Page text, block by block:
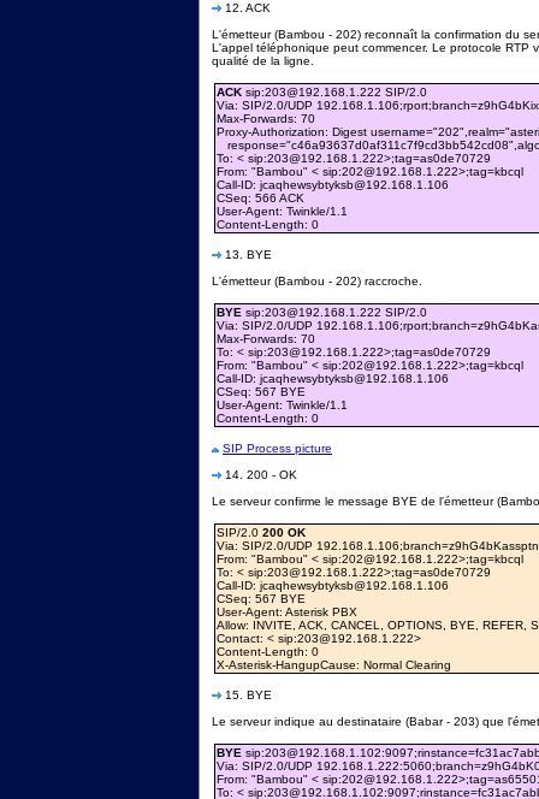
12. ACK
L'émetteur (Bambou - 202) reconnaît la confirmation du
L'appel téléphonique peut commencer. Le protocole RTP
qualité de la ligne.
ACK sip:203@192.168.1.222 SIP/2.0
Via: SIP/2.0/UDP
Max-Forwards: 70
Proxy-Authorization: Digest
To: < sip:203@192.168.1.222>;tag=as0de70729
From: "Bambou" < sip:202@192.168.1.222>;tag=kbcql
Call-ID: jcaqhewsybtyksb@192.168.1.106
CSeq: 566 ACK
User-Agent: Twinkle/1.1
Content-Length: 0
13. BYE
L'émetteur (Bambou - 202) raccroche.
BYE sip:203@192.168.1.222 SIP/2.0
Via: SIP/2.0/UDP
Max-Forwards: 70
To: < sip:203@192.168.1.222>;tag=as0de70729
From: "Bambou" < sip:202@192.168.1.222>;tag=kbcql
Call-ID: jcaqhewsybtyksb@192.168.1.106
CSeq: 567 BYE
User-Agent: Twinkle/1.1
Content-Length: 0
SIP Process picture
14. 200 - OK
Le serveur confirme le message BYE de l'émetteur
SIP/2.0 200 OK
Via: SIP/2.0/UDP
From: "Bambou" < sip:202@192.168.1.222>;tag=kbcql
To: < sip:203@192.168.1.222>;tag=as0de70729
Call-ID: jcaqhewsybtyksb@192.168.1.106
CSeq: 567 BYE
User-Agent: Asterisk PBX
Allow: INVITE, ACK, CANCEL, OPTIONS, BYE, REFER,
Contact: < sip:203@192.168.1.222>
Content-Length: 0
X-Asterisk-HangupCause: Normal Clearing
15. BYE
Le serveur indique au destinataire (Babar - 203) que
BYE
Via: SIP/2.0/UDP
From: "Bambou" <
To: <